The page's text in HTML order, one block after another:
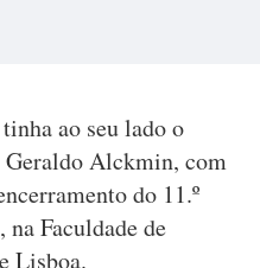
ao seu lado o
Alckmin, com
do 11.º
Faculdade de
Lisboa.